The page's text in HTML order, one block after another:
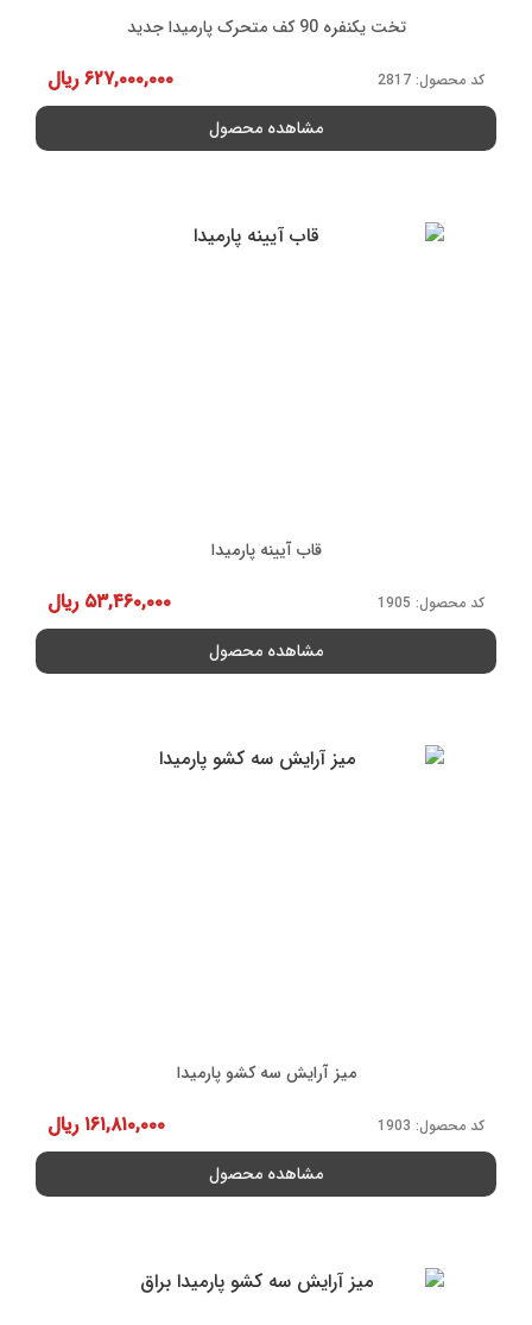
تخت یکنفره 90 کف متحرک پارمیدا جدید
کد محصول: 2817 ۶۲۷,۰۰۰,۰۰۰ ریال
مشاهده محصول
قاب آیینه پارمیدا
کد محصول: 1905 ۵۳,۴۶۰,۰۰۰ ریال
مشاهده محصول
میز آرایش سه کشو پارمیدا
کد محصول: 1903 ۱۶۱,۸۱۰,۰۰۰ ریال
مشاهده محصول